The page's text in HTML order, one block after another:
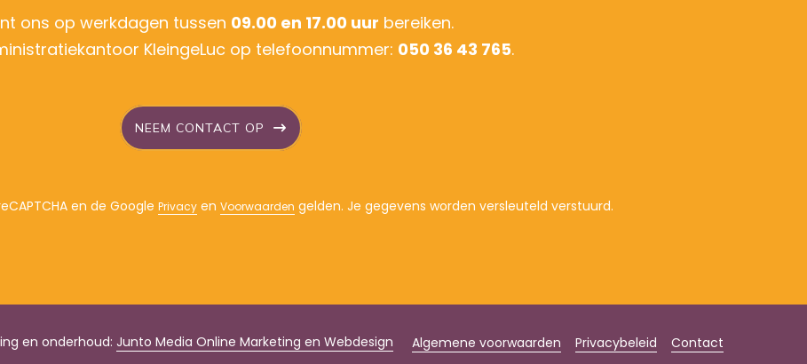
ons op werkdagen tussen 09.00 en 17.00 uur bereiken.
KleingeLuc op telefoonnummer: 050 36 43 765.
NEEM CONTACT OP
en de Google Privacy en Voorwaarden gelden. Je gegevens worden versleuteld verstuurd.
en onderhoud: Junto Media Online Marketing en Webdesign Algemene voorwaarden Privacybeleid Contact